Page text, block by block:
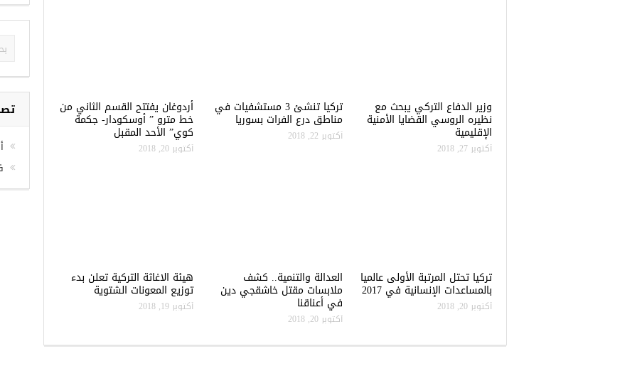
وزير الدفاع التركي يبحث مع
نظيره الروسي القضايا الأمنية
الإقليمية
أكتوبر 27, 2018
تركيا تنشئ 3 مستشفيات في
مناطق درع الفرات بسوريا
أكتوبر 22, 2018
أردوغان يفتتح القسم الثاني من
خط مترو ” أوسكودار- جكمة
كوي” الأحد المقبل
أكتوبر 20, 2018
تركيا تحتل المرتبة الأولى عالميا
بالمساعدات الإنسانية في 2017
أكتوبر 20, 2018
العدالة والتنمية.. كشف
ملابسات مقتل خاشقجي دين
في أعناقنا
أكتوبر 20, 2018
هيئة الاغاثة التركية تعلن بدء
توزيع المعونات الشتوية
أكتوبر 19, 2018